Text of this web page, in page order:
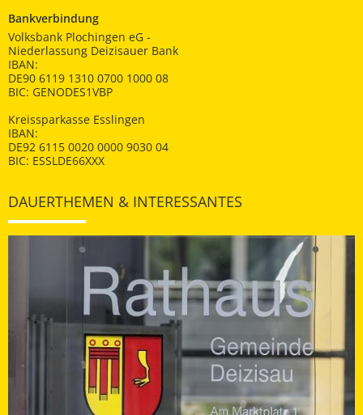
Bankverbindung
Volksbank Plochingen eG -
Niederlassung Deizisauer Bank
IBAN:
DE90 6119 1310 0700 1000 08
BIC: GENODES1VBP
Kreissparkasse Esslingen
IBAN:
DE92 6115 0020 0000 9030 04
BIC: ESSLDE66XXX
DAUERTHEMEN & INTERESSANTES